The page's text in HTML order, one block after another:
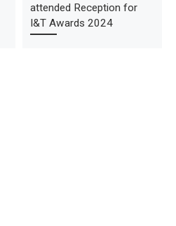
attended Reception for
I&T Awards 2024